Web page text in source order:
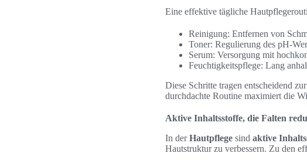
Eine effektive tägliche
Reinigung: Entfernen von
Toner: Regulierung des pH-
Serum: Versorgung mit
Feuchtigkeitspflege: Lang
Diese Schritte tragen entscheidend
durchdachte Routine maximiert die
Aktive Inhaltsstoffe, die Falten
In derHautpflege sind aktive
Hautstruktur zu verbessern. Zu den